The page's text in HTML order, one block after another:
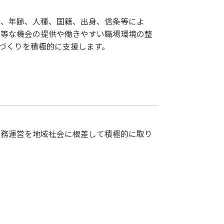
年齢、人種、国籍、出身、信条等によ
な機会の提供や働きやすい職場環境の整
りを積極的に支援します。
運営を地域社会に根差して積極的に取り